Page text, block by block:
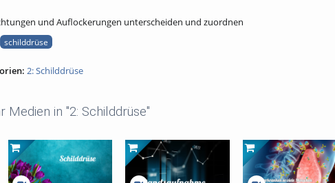
und Auflockerungen unterscheiden und zuordnen
schilddrüse
2: Schilddrüse
Medien in "2: Schilddrüse"